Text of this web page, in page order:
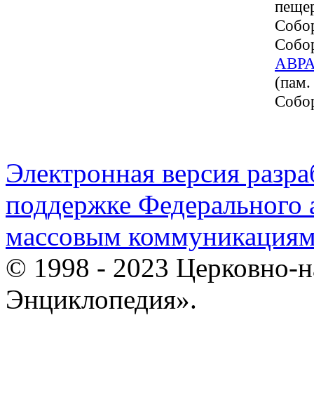
(пам.
Электронная версия
поддержке Федерального
массовым
© 1998 - 2023 Церковно-
Энциклопедия».